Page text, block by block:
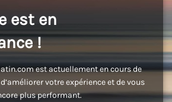
est en
!
est actuellement en cours de
votre expérience et de vous
plus performant.